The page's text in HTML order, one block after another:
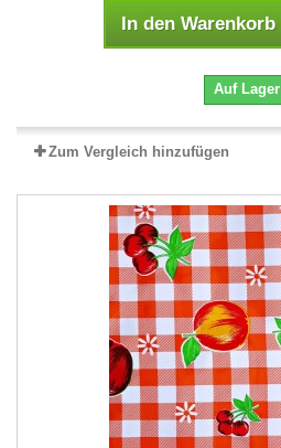
In den Warenkorb
Auf Lager
Zum Vergleich hinzufügen